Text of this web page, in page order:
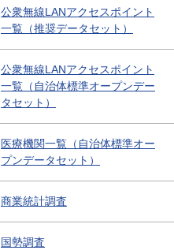
公衆無線LANアクセスポイント
一覧（推奨データセット）
公衆無線LANアクセスポイント
一覧（自治体標準オープンデー
タセット）
医療機関一覧（自治体標準オー
プンデータセット）
商業統計調査
国勢調査